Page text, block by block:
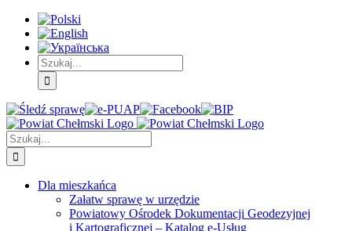
Skip
Treść
główna
Skip
Menu
główne
Skip
Menu
dodatkowe
Szukaj
Śledź
sprawę
E-
PUAP
Facebook BIP Instagram
Szukaj
Dla mieszkańca
Załatw sprawę w urzędzie
Powiatowy Ośrodek Dokumentacji Geodezyjnej
i Kartograficznej – Katalog e-Usług